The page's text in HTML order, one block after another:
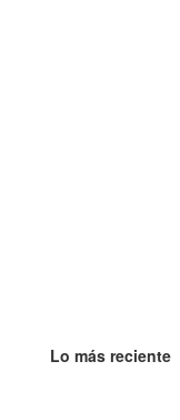
Lo más reciente